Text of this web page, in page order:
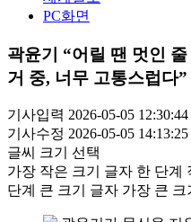
PC화면
곽윤기 “어릴 땐 멋인
거 중, 너무 고통스럽다”
기사입력 2026-05-05 12:30:44
기사수정 2026-05-05 14:13:25
글씨 크기 선택
가장 작은 크기 글자 한 단계
단계 큰 크기 글자 가장 큰 크